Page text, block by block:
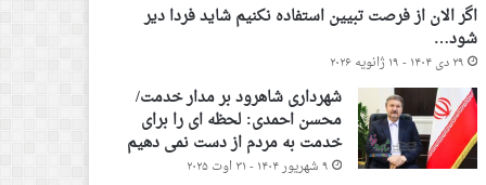
اگر الان از فرصت تبیین استفاده نکنیم شاید فردا دیر
شود…
۲۹ دی ۱۴۰۴ - ۱۹ ژانویه ۲۰۲۶
شهرداری شاهرود بر مدار خدمت/
محسن احمدی: لحظه ای را برای
خدمت به مردم از دست نمی دهیم
۹ شهریور ۱۴۰۴ - ۳۱ اوت ۲۰۲۵